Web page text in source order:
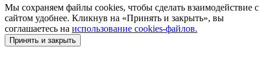
Мы сохраняем файлы cookies, чтобы сделать взаимодействие с
сайтом удобнее. Кликнув на «Принять и закрыть», вы
соглашаетесь на использование cookies-файлов.
Принять и закрыть